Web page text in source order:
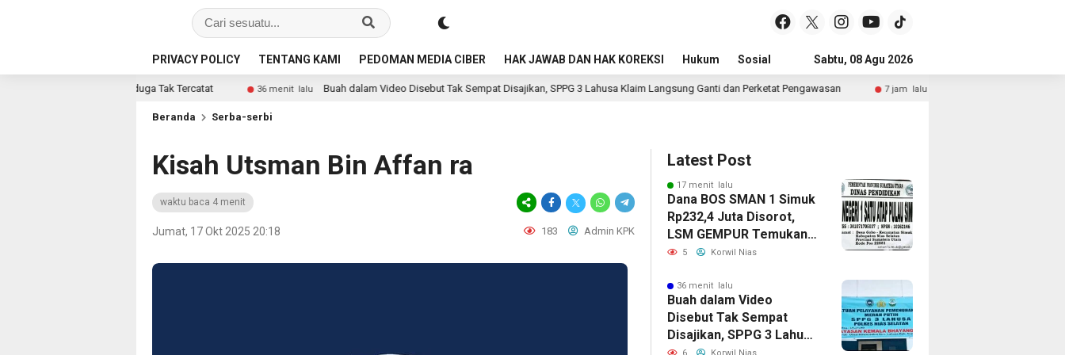
PRIVACY POLICY TENTANG KAMI PEDOMAN MEDIA CIBER HAK JAWAB DAN HAK KOREKSI Hukum Sosial Pendidikan Politik
Sabtu, 08 Agu 2026
36 menit lalu Buah dalam Video Disebut Tak Sempat Disajikan, SPPG 3 Lahusa Klaim Langsung Ganti dan Perketat Pengawasan 7 jam lalu Muza Farudin, S.P. Berikan Pendampingan
Beranda Serba-serbi
Kisah Utsman Bin Affan ra
waktu baca 4 menit
Jumat, 17 Okt 2025 20:18 183 Admin KPK
Latest Post
17 menit lalu
Dana BOS SMAN 1 Simuk
Rp232,4 Juta Disorot,
LSM GEMPUR Temukan 8
Item Aset Rp65 Juta
5 Korwil Nias
36 menit lalu
Buah dalam Video
Disebut Tak Sempat
Disajikan, SPPG 3 Lahusa